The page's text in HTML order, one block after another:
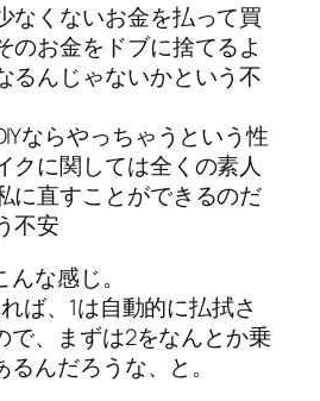
なくないお金を払って買
のお金をドブに捨てるよ
るんじゃないかという不
ならやっちゃうという性
クに関しては全くの素人
に直すことができるのだ
不安
な感じ。
ば、1は自動的に払拭さ
で、まずは2をなんとか乗
んだろうな、と。